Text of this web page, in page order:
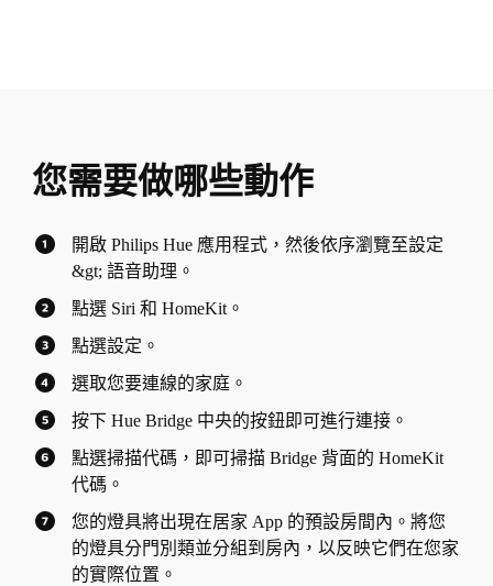
您需要做哪些動作
開啟 Philips Hue 應用程式，然後依序瀏覽至設定
&gt; 語音助理。
點選 Siri 和 HomeKit。
點選設定。
選取您要連線的家庭。
按下 Hue Bridge 中央的按鈕即可進行連接。
點選掃描代碼，即可掃描 Bridge 背面的 HomeKit
代碼。
您的燈具將出現在居家 App 的預設房間內。將您
的燈具分門別類並分組到房內，以反映它們在您家
的實際位置。